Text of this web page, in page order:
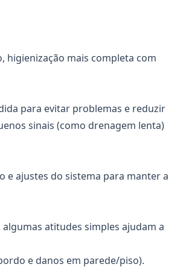
higienização mais completa com
para evitar problemas e reduzir
sinais (como drenagem lenta)
e ajustes do sistema para manter a
algumas atitudes simples ajudam a
e danos em parede/piso).